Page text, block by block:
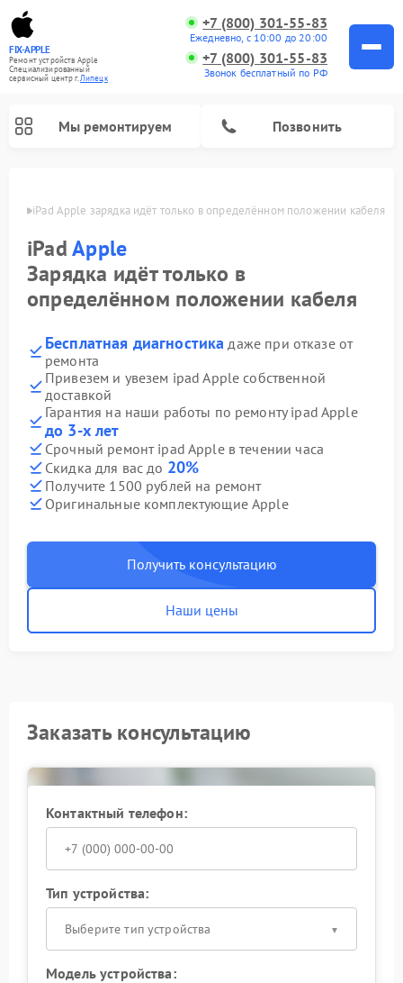
FIX-APPLE
Ремонт устройств Apple
Специализированный
cервисный центр г.Липецк
+7 (800) 301-55-83
Ежедневно, с 10:00 до 20:00
+7 (800) 301-55-83
Звонок бесплатный по РФ
Мы ремонтируем Позвонить
iPad Apple зарядка идёт только в определённом положении кабеля
iPadApple
Зарядка идёт только в
определённом положении кабеля
Бесплатная диагностика даже при отказе от
ремонта
Привезем и увезем ipad Apple собственной
доставкой
Гарантия на наши работы по ремонту ipad Apple
до 3-х лет
Срочный ремонт ipad Apple в течении часа
Скидка для вас до 20%
Получите 1500 рублей на ремонт
Оригинальные комплектующие Apple
Получить консультацию
Наши цены
Заказать консультацию
Контактный телефон:
Тип устройства:
Выберите тип устройства
Модель устройства: